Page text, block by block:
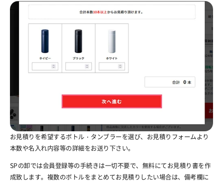
お見積りを希望するボトル・タンブラーを選び、お見積りフォームより
本数や名入れ内容等の詳細をお送り下さい。
SPの卸では会員登録等の手続きは一切不要で、無料にてお見積り書を作
成致します。複数のボトルをまとめてお見積りしたい場合は、備考欄に